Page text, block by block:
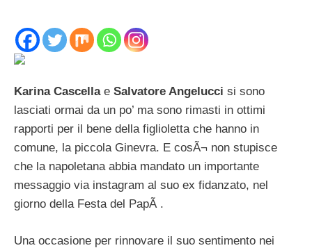
Karina Cascellae Salvatore Angelucci si sono
lasciati ormai da un po’ ma sono rimasti in ottimi
rapporti per il bene della figlioletta che hanno in
comune, la piccola Ginevra. E cosÃ¬ non stupisce
che la napoletana abbia mandato un importante
messaggio via instagram al suo ex fidanzato, nel
giorno della Festa del PapÃ .
Una occasione per rinnovare il suo sentimento nei